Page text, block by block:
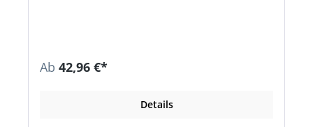
Ab 42,96 €*
Details